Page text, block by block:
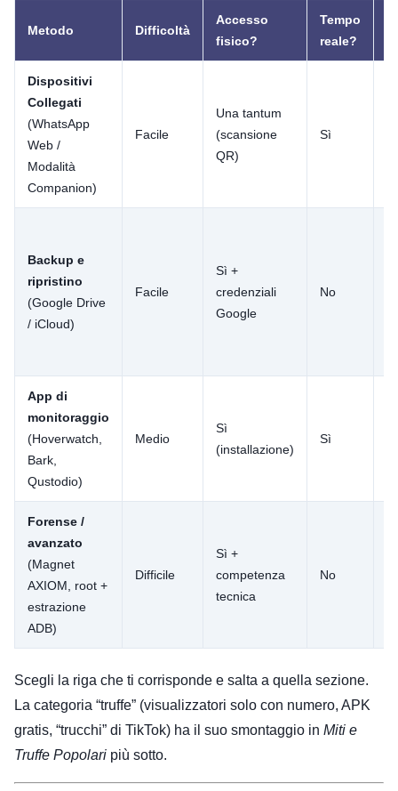
Metodo Difficoltà
Accesso
fisico?
Tempo
reale?
Dispositivi
Collegati
(WhatsApp
Web /
Modalità
Companion)
Facile
Una tantum
(scansione
QR)
Sì
Backup e
ripristino
(Google Drive
/ iCloud)
Facile
Sì +
credenziali
Google
No
App di
monitoraggio
(Hoverwatch,
Bark,
Qustodio)
Medio
Sì
(installazione)
Sì
Forense /
avanzato
(Magnet
AXIOM, root +
estrazione
ADB)
Difficile
Sì +
competenza
tecnica
No
Scegli la riga che ti corrisponde e salta a quella sezione.
La categoria “truffe” (visualizzatori solo con numero, APK
gratis, “trucchi” di TikTok) ha il suo smontaggio in Miti e
Truffe Popolari più sotto.